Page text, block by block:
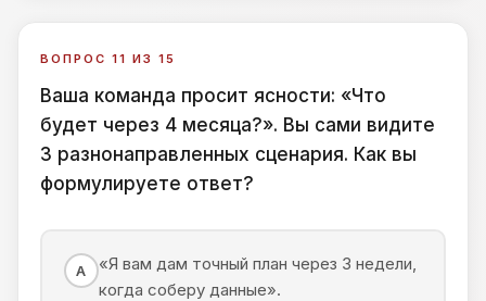
ВОПРОС 11 ИЗ 15
Ваша команда просит ясности: «Что
будет через 4 месяца?». Вы сами видите
3 разнонаправленных сценария. Как вы
формулируете ответ?
А
«Я вам дам точный план через 3 недели,
когда соберу данные».